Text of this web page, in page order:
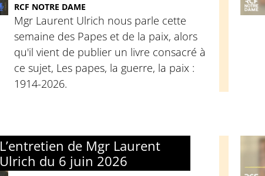
RCF NOTRE DAME
Mgr Laurent Ulrich nous parle cette
semaine des Papes et de la paix, alors
qu'il vient de publier un livre consacré à
ce sujet, Les papes, la guerre, la paix :
1914-2026.
L’entretien de Mgr Laurent
Ulrich du 6 juin 2026